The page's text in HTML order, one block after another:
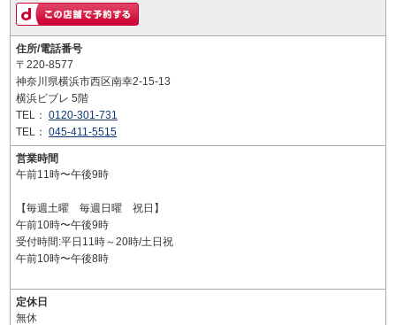
住所/電話番号
〒220-8577
神奈川県横浜市西区南幸2-15-13
横浜ビブレ 5階
TEL： 0120-301-731
TEL： 045-411-5515
営業時間
午前11時〜午後9時
【毎週土曜 毎週日曜 祝日】
午前10時〜午後9時
受付時間:平日11時～20時/土日祝
午前10時〜午後8時
定休日
無休